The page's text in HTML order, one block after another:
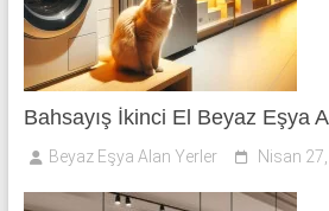
Bahsayış İkinci El Beyaz Eşya
Beyaz Eşya Alan Yerler Nisan